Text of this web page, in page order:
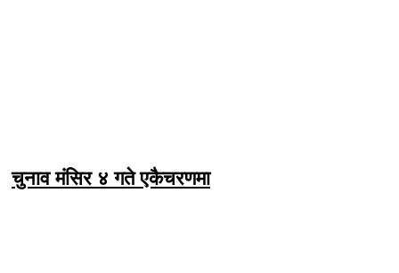
चुनाव मंसिर ४ गते एकैचरणमा